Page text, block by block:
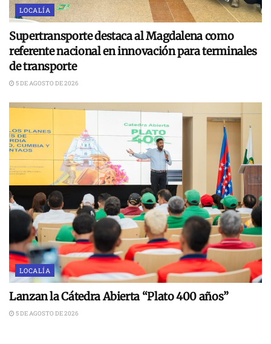
LOCALÍA
Supertransporte destaca al Magdalena como
referente nacional en innovación para terminales
de transporte
5 DE AGOSTO DE 2026
LOCALÍA
Lanzan la Cátedra Abierta “Plato 400 años”
5 DE AGOSTO DE 2026